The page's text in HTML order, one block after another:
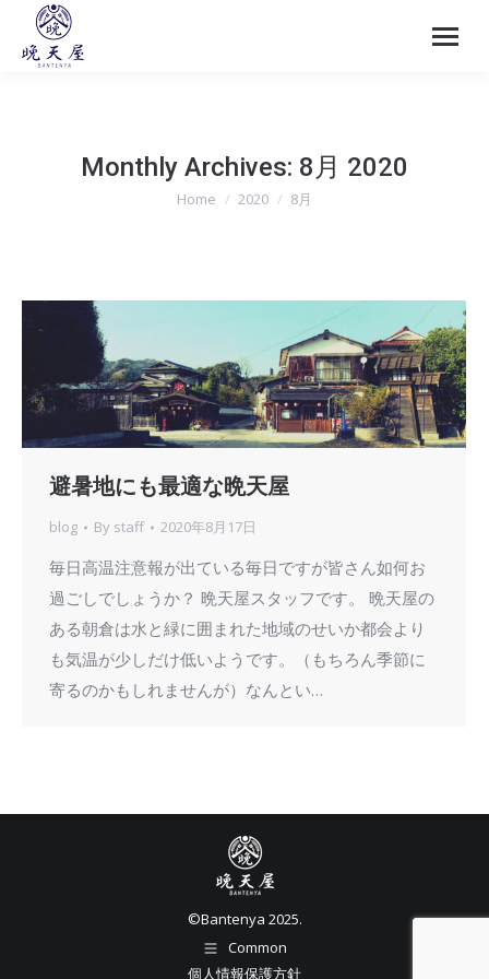
Monthly Archives: 8月 2020
You are here:
Home 2020 8月
避暑地にも最適な晩天屋
blog By staff 2020年8月17日
毎日高温注意報が出ている毎日ですが皆さん如何お
過ごしでしょうか？ 晩天屋スタッフです。 晩天屋の
ある朝倉は水と緑に囲まれた地域のせいか都会より
も気温が少しだけ低いようです。（もちろん季節に
寄るのかもしれませんが）なんとい…
©︎Bantenya 2025.
Common
個人情報保護方針